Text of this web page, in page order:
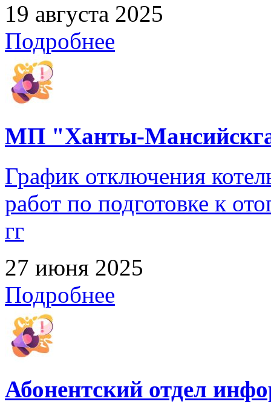
19 августа 2025
Подробнее
МП "Ханты-
График отключения
работ по подготовке к
гг
27 июня 2025
Подробнее
Абонентский отдел